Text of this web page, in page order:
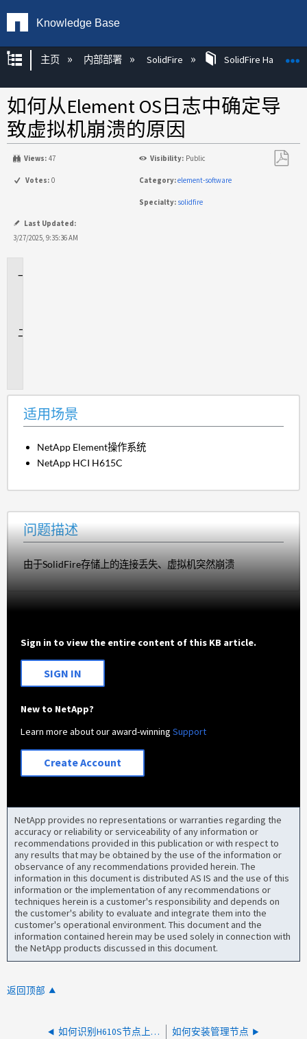
Knowledge Base
扩展/隐缩全局层次
主页 内部部署 SolidFire SolidFire Hardware
如何从Element OS日志中确定导
致虚拟机崩溃的原因
Views: 47 Visibility: Public
Votes: 0 Category:element-software
Specialty: solidfire
Last Updated:
3/27/2025, 9:35:36 AM
适用场景
NetApp Element操作系统
NetApp HCI H615C
问题描述
由于SolidFire存储上的连接丢失、虚拟机突然崩溃
Sign in to view the entire content of this KB article.
SIGN IN
New to NetApp?
Learn more about our award-winningSupport
Create Account
NetApp provides no representations or warranties regarding the
accuracy or reliability or serviceability of any information or
recommendations provided in this publication or with respect to
any results that may be obtained by the use of the information or
observance of any recommendations provided herein. The
information in this document is distributed AS IS and the use of this
information or the implementation of any recommendations or
techniques herein is a customer's responsibility and depends on
the customer's ability to evaluate and integrate them into the
customer's operational environment. This document and the
information contained herein may be used solely in connection with
the NetApp products discussed in this document.
返回顶部
如何识别H610S节点上的驱动器插槽编号 如何安装管理节点